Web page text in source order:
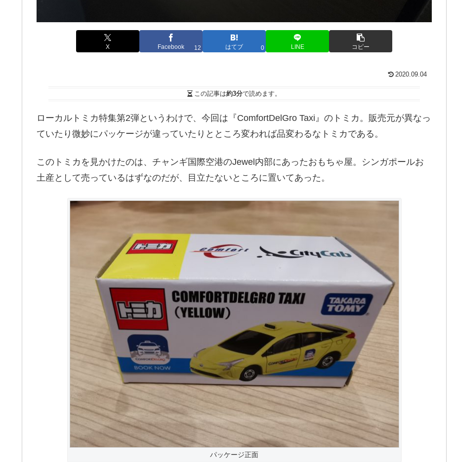
X Facebook 12 はてブ 0 LINE コピー
2020.09.04
この記事は約3分で読めます。
ローカルトミカ特集第2弾というわけで、今回は『ComfortDelGro Taxi』のトミカ。販売元が異なっ
ていたり微妙にパッケージが違っていたりとところ変われば品変わるなトミカである。
このトミカを見かけたのは、チャンギ国際空港のJewel内部にあったおもちゃ屋。シンガポールお
土産として売っているはずなのだが、目立たないところに置いてあった。
パッケージ正面